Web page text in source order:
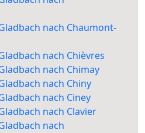
nach Chaumont-
nach Chièvres
nach Chimay
nach Chiny
nach Ciney
nach Clavier
nach